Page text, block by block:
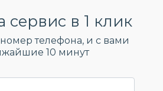
сервис в 1 клик
телефона, и c вами
10 минут